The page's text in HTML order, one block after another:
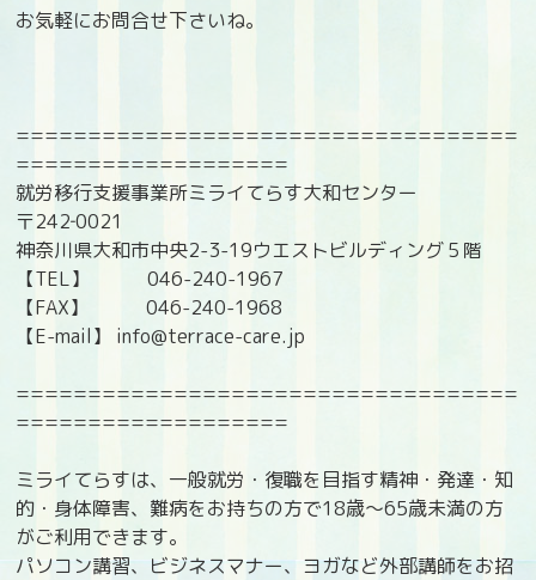
お気軽にお問合せ下さいね。
===================================
===================
就労移行支援事業所ミライてらす大和センター
〒242‐0021
神奈川県大和市中央2-3-19ウエストビルディング５階
【TEL】 046-240-1967
【FAX】 046-240-1968
【E-mail】 info@terrace-care.jp
===================================
===================
ミライてらすは、一般就労・復職を目指す精神・発達・知
的・身体障害、難病をお持ちの方で18歳〜65歳未満の方
がご利用できます。
パソコン講習、ビジネスマナー、ヨガなど外部講師をお招